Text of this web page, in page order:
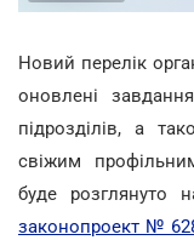
Новий перелік
оновлені
підрозділів, а
свіжим
буде розглянуто
законопроект №